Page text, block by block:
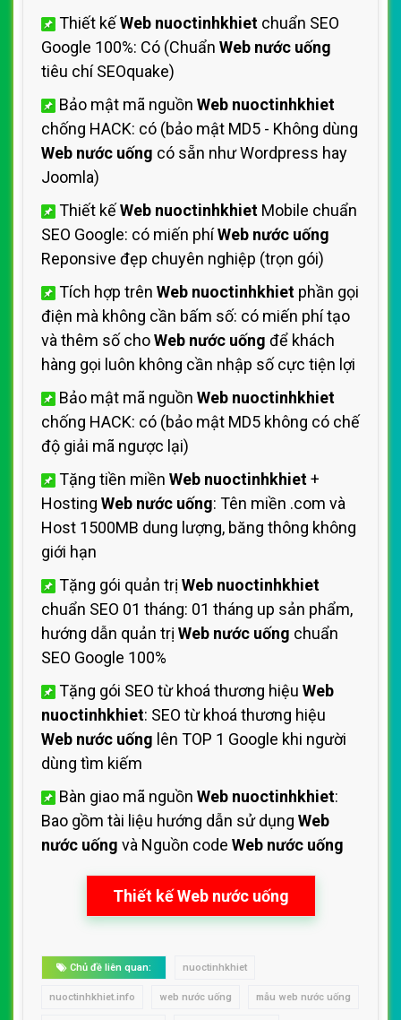
Thiết kếWeb nuoctinhkhiet chuẩn SEO
Google 100%: Có (Chuẩn Web nước uống
tiêu chí SEOquake)
Bảo mật mã nguồn Web nuoctinhkhiet
chống HACK: có (bảo mật MD5 - Không dùng
Web nước uống có sẵn như Wordpress hay
Joomla)
Thiết kếWeb nuoctinhkhiet Mobile chuẩn
SEO Google: có miến phíWeb nước uống
Reponsive đẹp chuyên nghiệp (trọn gói)
Tích hợp trên Web nuoctinhkhiet phần gọi
điện mà không cần bấm số: có miến phí tạo
và thêm số choWeb nước uống để khách
hàng gọi luôn không cần nhập số cực tiện lợi
Bảo mật mã nguồn Web nuoctinhkhiet
chống HACK: có (bảo mật MD5 không có chế
độ giải mã ngược lại)
Tặng tiền miền Web nuoctinhkhiet+
Hosting Web nước uống: Tên miền .com và
Host 1500MB dung lượng, băng thông không
giới hạn
Tặng gói quản trị Web nuoctinhkhiet
chuẩn SEO 01 tháng: 01 tháng up sản phẩm,
hướng dẫn quản trị Web nước uống chuẩn
SEO Google 100%
Tặng gói SEO từ khoá thương hiệu Web
nuoctinhkhiet: SEO từ khoá thương hiệu
Web nước uống lên TOP 1 Google khi người
dùng tìm kiếm
Bàn giao mã nguồn Web nuoctinhkhiet:
Bao gồm tài liệu hướng dẫn sử dụng Web
nước uống và Nguồn code Web nước uống
Thiết kế Web nước uống
Chủ đề liên quan: nuoctinhkhiet
nuoctinhkhiet.info web nước uống mẫu web nước uống